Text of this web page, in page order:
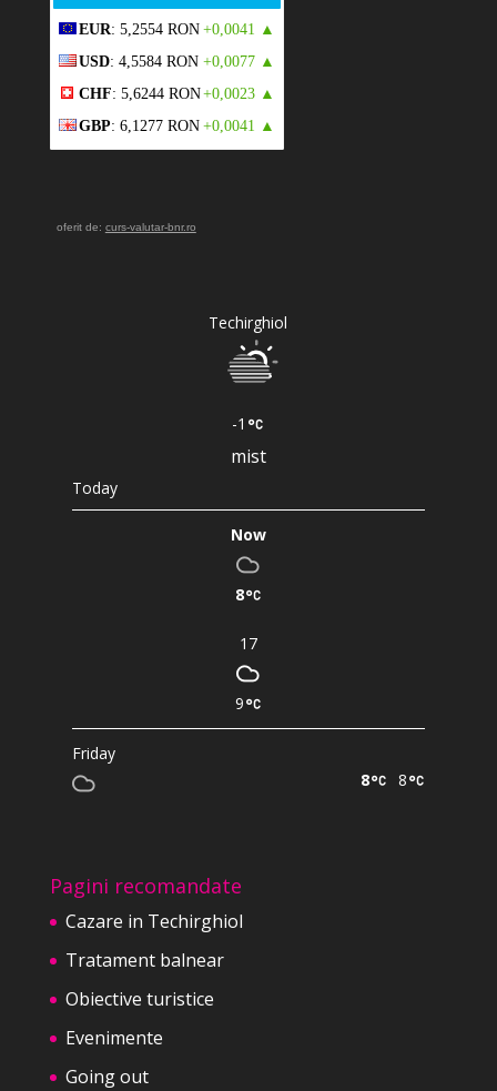
EUR: 5,2554 RON +0,0041 ▲
USD: 4,5584 RON +0,0077 ▲
CHF: 5,6244 RON+0,0023 ▲
GBP: 6,1277 RON +0,0041 ▲
oferit de: curs-valutar-bnr.ro
Techirghiol
-1
mist
Today
Now
8
17
9
Friday
8
8
Pagini recomandate
Cazare in Techirghiol
Tratament balnear
Obiective turistice
Evenimente
Going out